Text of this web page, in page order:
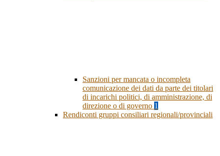
Sanzioni per mancata o incompleta
comunicazione dei dati da parte dei titolari
di incarichi politici, di amministrazione, di
direzione o di governo 1
Rendiconti gruppi consiliari regionali/provinciali